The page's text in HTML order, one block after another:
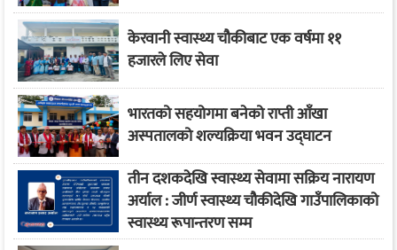
केरवानी स्वास्थ्य चौकीबाट एक वर्षमा ११
हजारले लिए सेवा
भारतको सहयोगमा बनेको राप्ती आँखा
अस्पतालको शल्यक्रिया भवन उद्घाटन
तीन दशकदेखि स्वास्थ्य सेवामा सक्रिय नारायण
अर्याल : जीर्ण स्वास्थ्य चौकीदेखि गाउँपालिकाको
स्वास्थ्य रूपान्तरण सम्म